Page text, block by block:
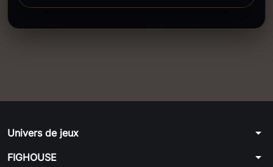
Univers de jeux arrow_drop_down
FIGHOUSE arrow_drop_down